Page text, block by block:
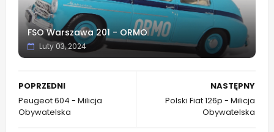
FSO Warszawa 201 - ORMO
Luty 03, 2024
NASTĘPNY
Polski Fiat 126p - Milicja
Obywatelska
POPRZEDNI
Peugeot 604 - Milicja
Obywatelska